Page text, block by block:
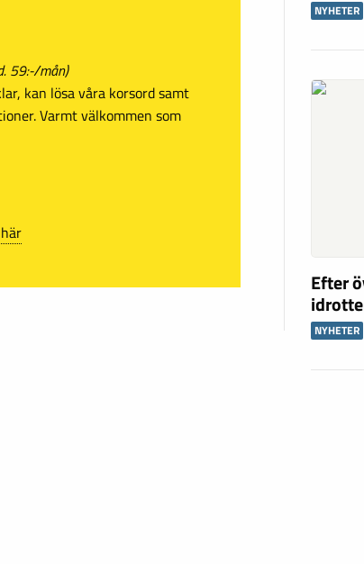
59:-/mån)
kan lösa våra korsord samt
Varmt välkommen som
NYHETER
Efter
NYHETER